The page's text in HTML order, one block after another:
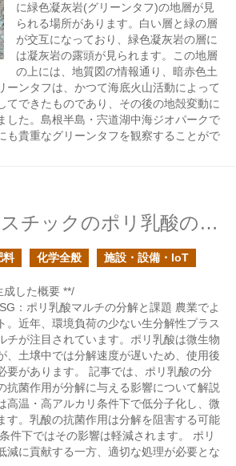
に緑色凝灰岩(グリーンタフ)の地層が見
られる場所があります。白い層と緑の層
が交互になっており、緑色凝灰岩の層に
は凝灰岩の露頭が見られます。この地層
の上には、地質図の情報通り、暗赤色土
ーンタフは、かつて海底火山活動によって
てできたものであり、その後の地殻変動に
した。島根半島・宍道湖中海ジオパークで
も貴重なグリーンタフを観察することがで
生分解性プラスチックのポリ乳酸の処分法を調べてみた
料 化学全般 施設・設備・IoT
成した概要 **/
：ポリ乳酸マルチの分解と課題 農業でよ
。近年、環境負荷の少ない生分解性プラス
チが注目されています。ポリ乳酸は微生物
、土壌中では分解速度が遅いため、使用後
要があります。 記事では、ポリ乳酸の分
抗菌作用が分解に与える影響について解説
高温・高アルカリ条件下で低分子化し、微
す。乳酸の抗菌作用は分解を阻害する可能
件下ではその影響は軽減されます。 ポリ
減に貢献する一方、適切な処理が必要とな